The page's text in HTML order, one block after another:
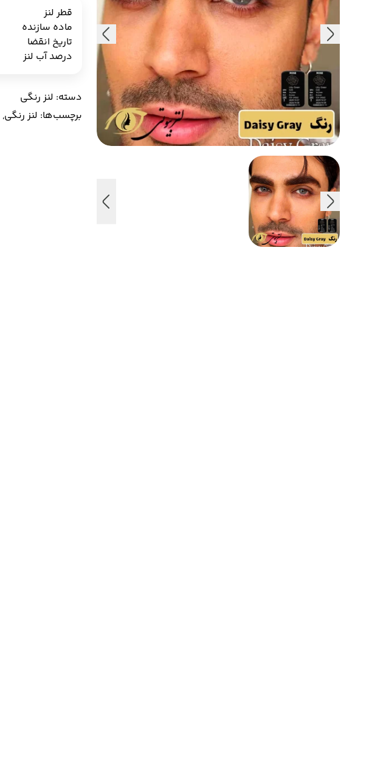
قطر لنز
ماده سازنده
تاریخ انقضا
درصد آب لنز
دسته: لنز رنگی
برچسب‌ها: لنز رنگی,